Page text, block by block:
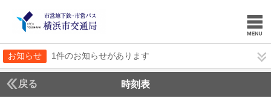
お知らせ 1件のお知らせがあります
戻る 時刻表